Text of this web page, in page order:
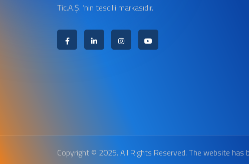
Tic.A.Ş. ‘nin tescilli markasıdır.
Copyright © 2025. All Rights Reserved. The website has